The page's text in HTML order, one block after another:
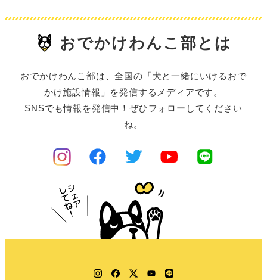
おでかけわんこ部とは
おでかけわんこ部は、全国の「犬と一緒にいけるおで
かけ施設情報」を発信するメディアです。
SNSでも情報を発信中！ぜひフォローしてください
ね。
Instagram
Facebook
TwitterYouTube
LINE